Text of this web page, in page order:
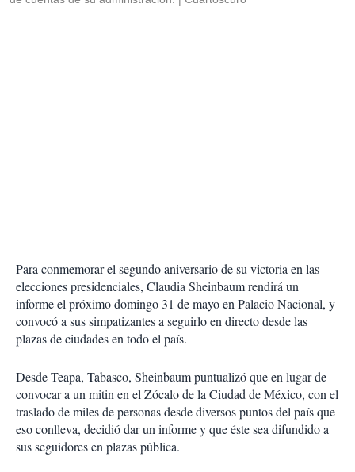
Para conmemorar el segundo aniversario de su victoria en las
elecciones presidenciales, Claudia Sheinbaum rendirá un
informe el próximo domingo 31 de mayo en Palacio Nacional, y
convocó a sus simpatizantes a seguirlo en directo desde las
plazas de ciudades en todo el país.
Desde Teapa, Tabasco, Sheinbaum puntualizó que en lugar de
convocar a un mitin en el Zócalo de la Ciudad de México, con el
traslado de miles de personas desde diversos puntos del país que
eso conlleva, decidió dar un informe y que éste sea difundido a
sus seguidores en plazas pública.